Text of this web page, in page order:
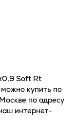
Soft Rt
купить по
по адресу
интернет-